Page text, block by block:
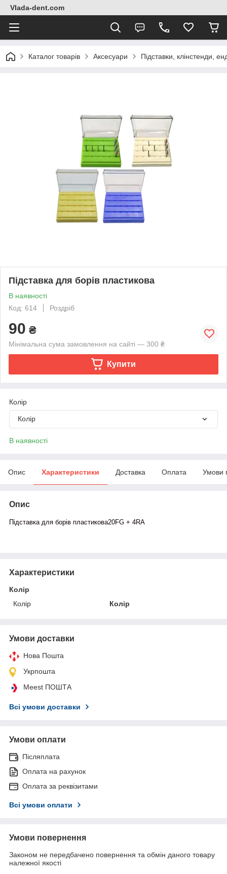
Vlada-dent.com
Каталог товарів Аксесуари Підставки, клінстенди,
Підставка для борів пластикова
В наявності
Код: 614
Роздріб
90 ₴
Мінімальна сума замовлення на сайті — 300 ₴
Купити
Колір
Колір
В наявності
Опис Характеристики Доставка Оплата Умови
Опис
Підставка для борів пластикова20FG + 4RA
Характеристики
Колір
Колір
Колір
Умови доставки
Нова Пошта
Укрпошта
Meest ПОШТА
Всі умови доставки
Умови оплати
Післяплата
Оплата на рахунок
Оплата за реквізитами
Всі умови оплати
Умови повернення
Законом не передбачено повернення та обмін даного товару
належної якості